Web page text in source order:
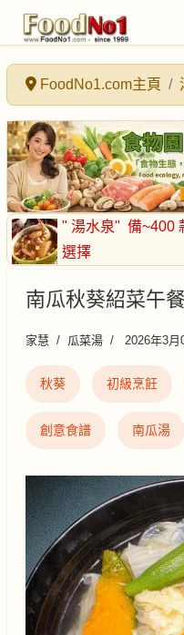
FoodNo1.com主頁
" 湯水泉" 備~400
選擇
南瓜秋葵紹菜午
家慧 瓜菜湯 2026年3月
秋葵 初級烹飪
創意食譜 南瓜湯